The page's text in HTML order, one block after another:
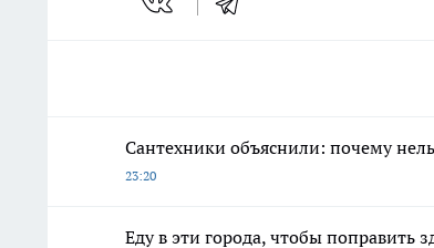
Сантехники объяснили: почему
23:20
Еду в эти города, чтобы поправить